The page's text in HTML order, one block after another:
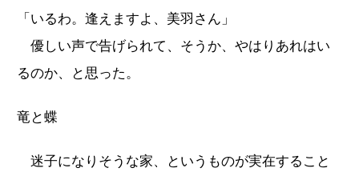
「いるわ。逢えますよ、美羽さん」
優しい声で告げられて、そうか、やはりあれはい
るのか、と思った。
竜と蝶
迷子になりそうな家、というものが実在すること